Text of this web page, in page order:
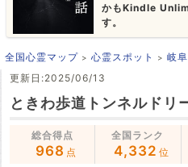
かもKindle
す。
全国心霊マップ 心霊スポット 岐
更新日:2025/06/13
ときわ歩道トンネルドリ
総合得点
968 点
全国ランク
4,332 位